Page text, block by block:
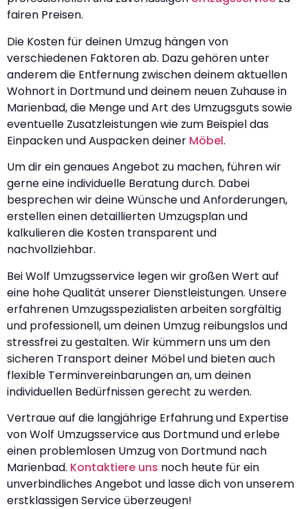
fairen Preisen.
Die Kosten für deinen Umzug hängen von
verschiedenen Faktoren ab. Dazu gehören unter
anderem die Entfernung zwischen deinem aktuellen
Wohnort in Dortmund und deinem neuen Zuhause in
Marienbad, die Menge und Art des Umzugsguts sowie
eventuelle Zusatzleistungen wie zum Beispiel das
Einpacken und Auspacken deiner Möbel.
Um dir ein genaues Angebot zu machen, führen wir
gerne eine individuelle Beratung durch. Dabei
besprechen wir deine Wünsche und Anforderungen,
erstellen einen detaillierten Umzugsplan und
kalkulieren die Kosten transparent und
nachvollziehbar.
Bei Wolf Umzugsservice legen wir großen Wert auf
eine hohe Qualität unserer Dienstleistungen. Unsere
erfahrenen Umzugsspezialisten arbeiten sorgfältig
und professionell, um deinen Umzug reibungslos und
stressfrei zu gestalten. Wir kümmern uns um den
sicheren Transport deiner Möbel und bieten auch
flexible Terminvereinbarungen an, um deinen
individuellen Bedürfnissen gerecht zu werden.
Vertraue auf die langjährige Erfahrung und Expertise
von Wolf Umzugsservice aus Dortmund und erlebe
einen problemlosen Umzug von Dortmund nach
Marienbad. Kontaktiere uns noch heute für ein
unverbindliches Angebot und lasse dich von unserem
erstklassigen Service überzeugen!